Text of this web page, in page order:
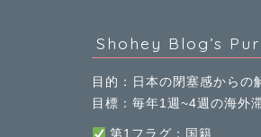
Shohey Blog’s
目的：日本の閉塞感からの
目標：毎年1週~4週の海外
第1フラグ：国籍